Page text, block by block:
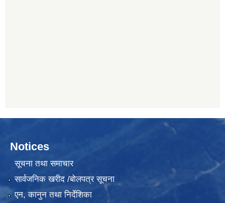
Notices
सूचना तथा समाचार
सार्वजनिक खरीद /बोलपत्र सूचना
एन, कानुन तथा निर्देशिका